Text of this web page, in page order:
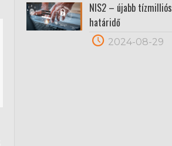
NIS2 – újabb tízmilliós
határidő
2024-08-29